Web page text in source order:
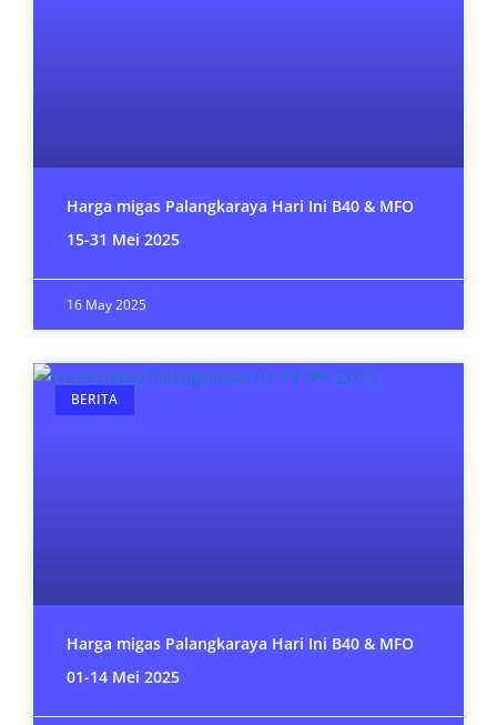
Harga migas Palangkaraya Hari Ini B40 & MFO
15-31 Mei 2025
16 May 2025
BERITA
Harga migas Palangkaraya Hari Ini B40 & MFO
01-14 Mei 2025